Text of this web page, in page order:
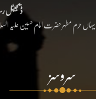
ڈیجیٹل
یہاں حرم مطہر حضرت امام حسین علیہ
سروسز